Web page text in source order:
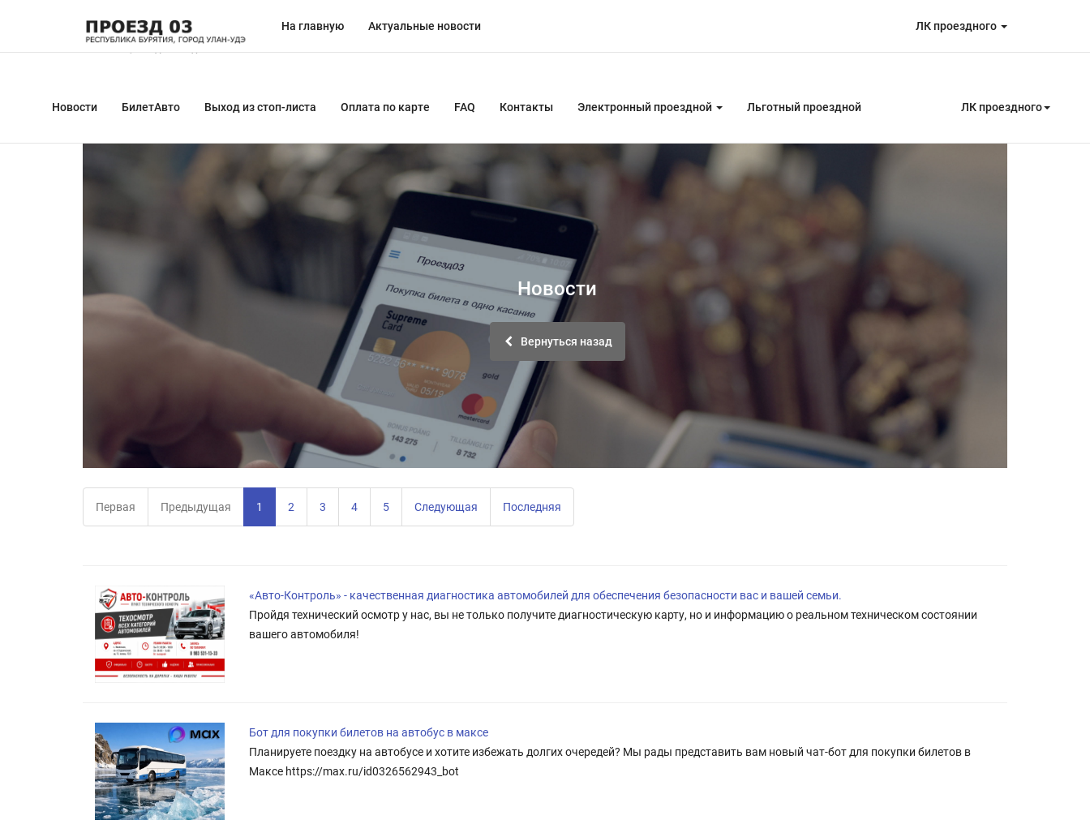
Новости БилетАвто Выход из стоп-листа Оплата по карте FAQ Контакты Электронный проездной Льготный проездной ЛК проездного
На главную Актуальные новости ЛК проездного
Новости
Вернуться назад
Первая Предыдущая 1 2 3 4 5 Следующая Последняя
«Авто-Контроль» - качественная диагностика автомобилей для обеспечения безопасности вас и вашей семьи.
Пройдя технический осмотр у нас, вы не только получите диагностическую карту, но и информацию о реальном техническом состоянии
вашего автомобиля!
Бот для покупки билетов на автобус в максе
Планируете поездку на автобусе и хотите избежать долгих очередей? Мы рады представить вам новый чат-бот для покупки билетов в
Максе https://max.ru/id0326562943_bot